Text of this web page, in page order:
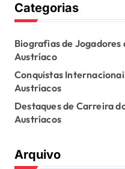
c
h
o
r
:
Categorias
Biografias de Jogadores
Austríaco
Conquistas
Austríacos
Destaques de Carreira
Austríacos
Arquivo